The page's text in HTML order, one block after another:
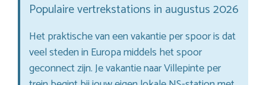
Populaire vertrekstations in augustus 2026
Het praktische van een vakantie per spoor is dat
veel steden in Europa middels het spoor
geconnect zijn. Je vakantie naar Villepinte per